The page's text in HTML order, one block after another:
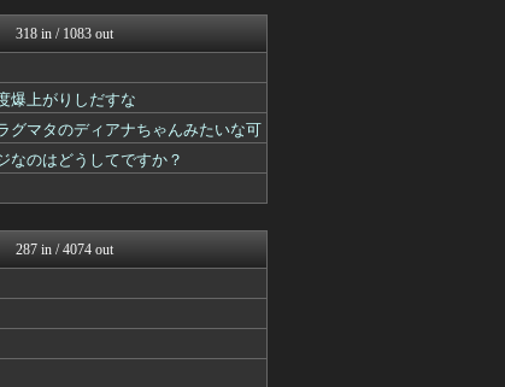
プロRE速報 -城プロR...
遊戯王マスターデュエルまと...
るゲーマー遅報
ーム魔人
マ娘まとめ超速報！
艦これ ～艦隊これくしょ...
ルセウス速報＠ポケモンま...
鳥速報
フレch. - ファイア...
318 in / 1083 out
爆上がりしだすな
グマタのディアナちゃんみたいな可
なのはどうしてですか？
287 in / 4074 out